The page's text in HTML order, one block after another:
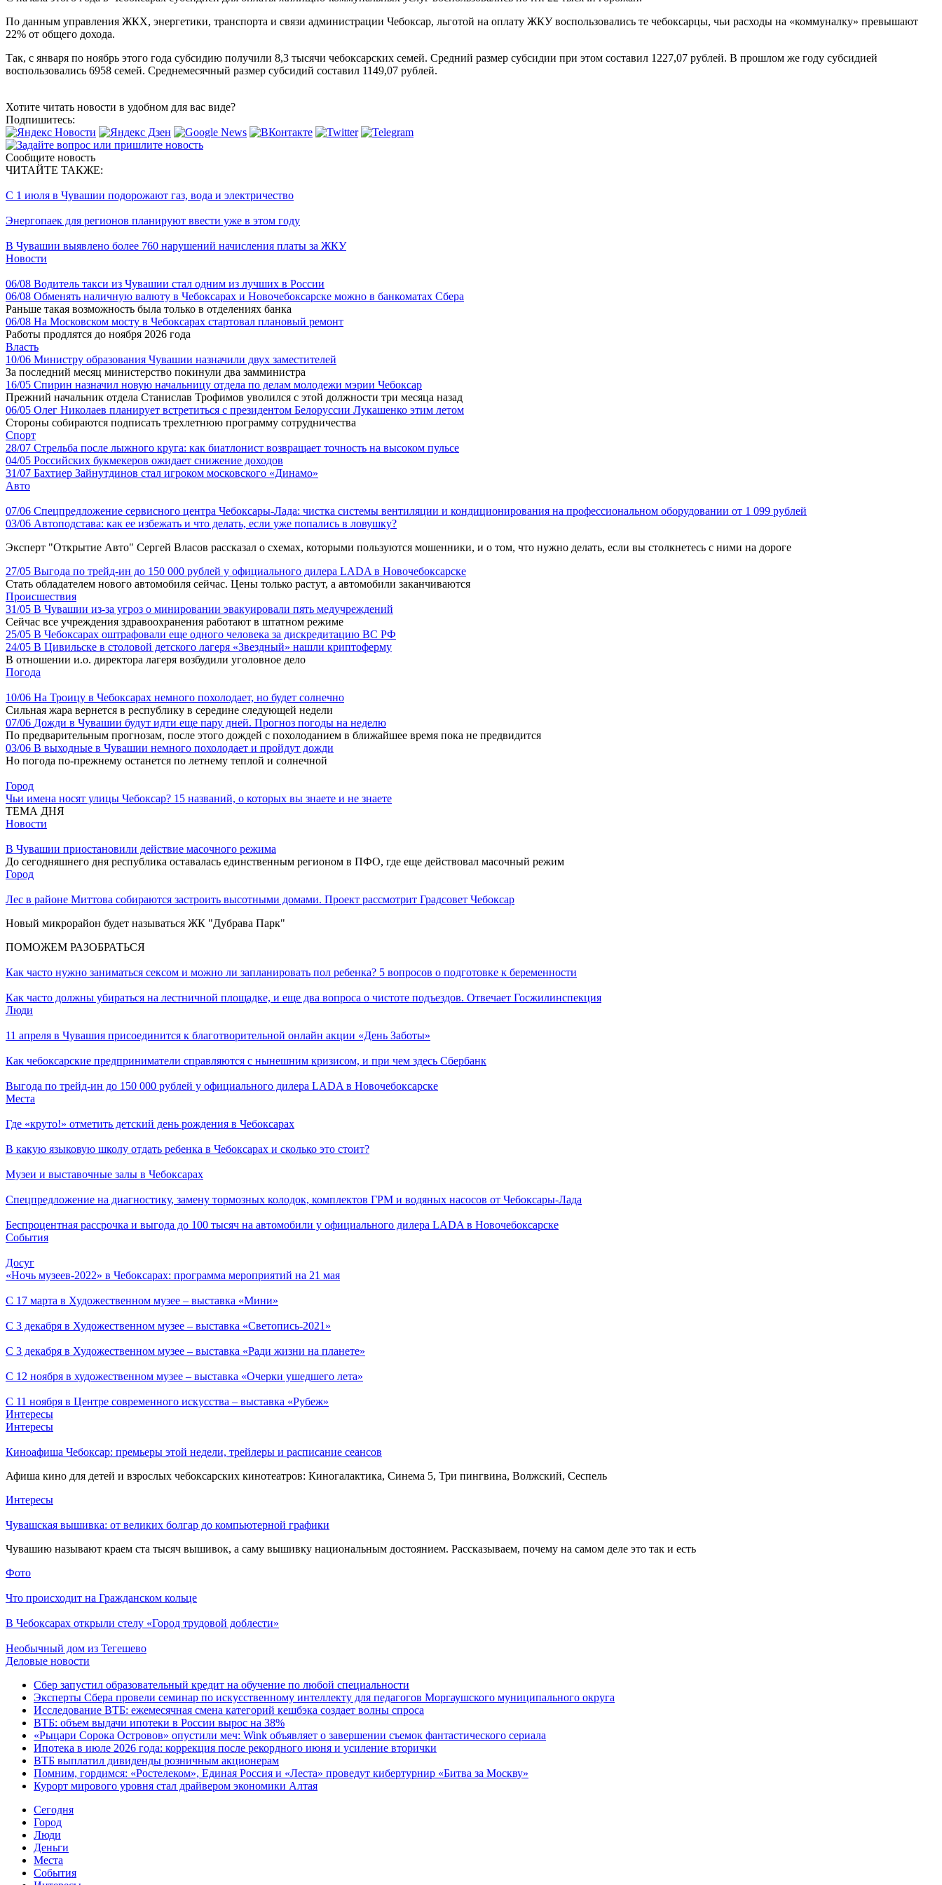
По данным управления ЖКХ, энергетики, транспорта и связи администрации Чебоксар, льготой на оплату ЖКУ воспользовались те чебоксарцы, чьи расходы на «коммуналку» превышают
22% от общего дохода.
Так, с января по ноябрь этого года субсидию получили 8,3 тысячи чебоксарских семей. Средний размер субсидии при этом составил 1227,07 рублей. В прошлом же году субсидией
воспользовались 6958 семей. Среднемесячный размер субсидий составил 1149,07 рублей.
Хотите читать новости в удобном для вас виде?
Подпишитесь:
Сообщите новость
ЧИТАЙТЕ ТАКЖЕ:
С 1 июля в Чувашии подорожают газ, вода и электричество
Энергопаек для регионов планируют ввести уже в этом году
В Чувашии выявлено более 760 нарушений начисления платы за ЖКУ
Новости
06/08 Водитель такси из Чувашии стал одним из лучших в России
06/08 Обменять наличную валюту в Чебоксарах и Новочебоксарске можно в банкоматах Сбера
Раньше такая возможность была только в отделениях банка
06/08 На Московском мосту в Чебоксарах стартовал плановый ремонт
Работы продлятся до ноября 2026 года
Власть
10/06 Министру образования Чувашии назначили двух заместителей
За последний месяц министерство покинули два замминистра
16/05 Спирин назначил новую начальницу отдела по делам молодежи мэрии Чебоксар
Прежний начальник отдела Станислав Трофимов уволился с этой должности три месяца назад
06/05 Олег Николаев планирует встретиться с президентом Белоруссии Лукашенко этим летом
Стороны собираются подписать трехлетнюю программу сотрудничества
Спорт
28/07 Стрельба после лыжного круга: как биатлонист возвращает точность на высоком пульсе
04/05 Российских букмекеров ожидает снижение доходов
31/07 Бахтиер Зайнутдинов стал игроком московского «Динамо»
Авто
07/06 Спецпредложение сервисного центра Чебоксары-Лада: чистка системы вентиляции и кондиционирования на профессиональном оборудовании от 1 099 рублей
03/06 Автоподстава: как ее избежать и что делать, если уже попались в ловушку?
Эксперт "Открытие Авто" Сергей Власов рассказал о схемах, которыми пользуются мошенники, и о том, что нужно делать, если вы столкнетесь с ними на дороге
27/05 Выгода по трейд-ин до 150 000 рублей у официального дилера LADA в Новочебоксарске
Стать обладателем нового автомобиля сейчас. Цены только растут, а автомобили заканчиваются
Происшествия
31/05 В Чувашии из-за угроз о минировании эвакуировали пять медучреждений
Сейчас все учреждения здравоохранения работают в штатном режиме
25/05 В Чебоксарах оштрафовали еще одного человека за дискредитацию ВС РФ
24/05 В Цивильске в столовой детского лагеря «Звездный» нашли криптоферму
В отношении и.о. директора лагеря возбудили уголовное дело
Погода
10/06 На Троицу в Чебоксарах немного похолодает, но будет солнечно
Сильная жара вернется в республику в середине следующей недели
07/06 Дожди в Чувашии будут идти еще пару дней. Прогноз погоды на неделю
По предварительным прогнозам, после этого дождей с похолоданием в ближайшее время пока не предвидится
03/06 В выходные в Чувашии немного похолодает и пройдут дожди
Но погода по-прежнему останется по летнему теплой и солнечной
Город
Чьи имена носят улицы Чебоксар? 15 названий, о которых вы знаете и не знаете
ТЕМА ДНЯ
Новости
В Чувашии приостановили действие масочного режима
До сегодняшнего дня республика оставалась единственным регионом в ПФО, где еще действовал масочный режим
Город
Лес в районе Миттова собираются застроить высотными домами. Проект рассмотрит Градсовет Чебоксар
Новый микрорайон будет называться ЖК "Дубрава Парк"
ПОМОЖЕМ РАЗОБРАТЬСЯ
Как часто нужно заниматься сексом и можно ли запланировать пол ребенка? 5 вопросов о подготовке к беременности
Как часто должны убираться на лестничной площадке, и еще два вопроса о чистоте подъездов. Отвечает Госжилинспекция
Люди
11 апреля в Чувашия присоединится к благотворительной онлайн акции «День Заботы»
Как чебоксарские предприниматели справляются с нынешним кризисом, и при чем здесь Сбербанк
Выгода по трейд-ин до 150 000 рублей у официального дилера LADA в Новочебоксарске
Места
Где «круто!» отметить детский день рождения в Чебоксарах
В какую языковую школу отдать ребенка в Чебоксарах и сколько это стоит?
Музеи и выставочные залы в Чебоксарах
Спецпредложение на диагностику, замену тормозных колодок, комплектов ГРМ и водяных насосов от Чебоксары-Лада
Беспроцентная рассрочка и выгода до 100 тысяч на автомобили у официального дилера LADA в Новочебоксарске
События
Досуг
«Ночь музеев-2022» в Чебоксарах: программа мероприятий на 21 мая
С 17 марта в Художественном музее – выставка «Мини»
С 3 декабря в Художественном музее – выставка «Светопись-2021»
С 3 декабря в Художественном музее – выставка «Ради жизни на планете»
С 12 ноября в художественном музее – выставка «Очерки ушедшего лета»
С 11 ноября в Центре современного искусства – выставка «Рубеж»
Интересы
Интересы
Киноафиша Чебоксар: премьеры этой недели, трейлеры и расписание сеансов
Афиша кино для детей и взрослых чебоксарских кинотеатров: Киногалактика, Синема 5, Три пингвина, Волжский, Сеспель
Интересы
Чувашская вышивка: от великих болгар до компьютерной графики
Чувашию называют краем ста тысяч вышивок, а саму вышивку национальным достоянием. Рассказываем, почему на самом деле это так и есть
Фото
Что происходит на Гражданском кольце
В Чебоксарах открыли стелу «Город трудовой доблести»
Необычный дом из Тегешево
Деловые новости
Сбер запустил образовательный кредит на обучение по любой специальности
Эксперты Сбера провели семинар по искусственному интеллекту для педагогов Моргаушского муниципального округа
Исследование ВТБ: ежемесячная смена категорий кешбэка создает волны спроса
ВТБ: объем выдачи ипотеки в России вырос на 38%
«Рыцари Сорока Островов» опустили меч: Wink объявляет о завершении съемок фантастического сериала
Ипотека в июле 2026 года: коррекция после рекордного июня и усиление вторички
ВТБ выплатил дивиденды розничным акционерам
Помним, гордимся: «Ростелеком», Единая Россия и «Леста» проведут кибертурнир «Битва за Москву»
Курорт мирового уровня стал драйвером экономики Алтая
Cегодня
Город
Люди
Деньги
Места
События